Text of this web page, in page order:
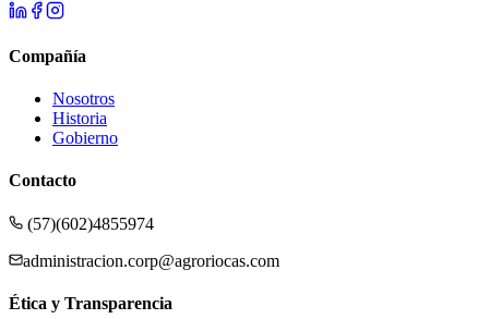
Compañía
Nosotros
Historia
Gobierno
Contacto
(57)(602)4855974
administracion.corp@agroriocas.com
Ética y Transparencia